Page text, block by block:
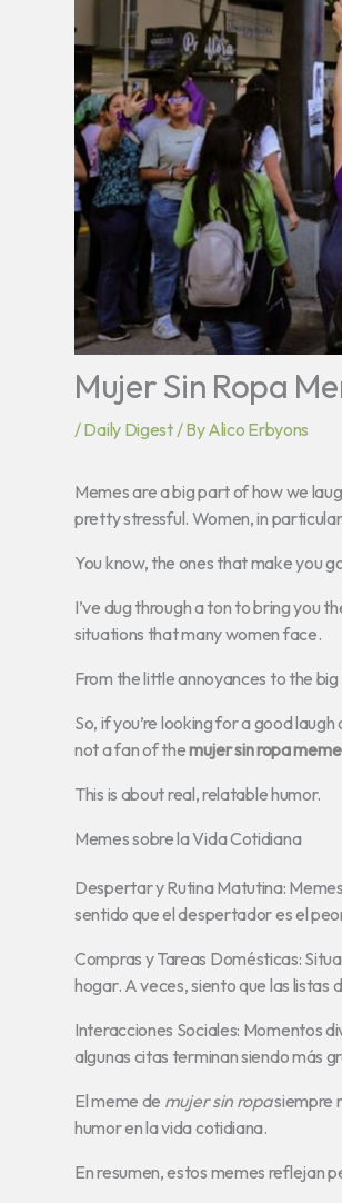
Mujer Sin Ropa
/Daily Digest/ ByAlico Erbyons
Memes are a big part of how we
pretty stressful. Women, in
You know, the ones that make you
I’ve dug through a ton to bring you
situations that many women face.
From the little annoyances to the
So, if you’re looking for a good
not a fan of themujer sin ropa meme
This is about real, relatable humor.
Memes sobre la Vida Cotidiana
Despertar y Rutina Matutina:
sentido que el despertador es el
Compras y Tareas Domésticas:
hogar. A veces, siento que las listas
Interacciones Sociales: Momentos
algunas citas terminan siendo más
El meme de mujer sin ropasiempre
humor en la vida cotidiana.
En resumen, estos memes reflejan